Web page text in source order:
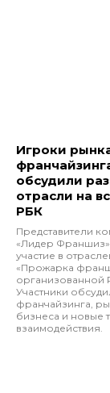
Игроки
обсудили
отрасли на
РБК
Представители
«Лидер
участие в
«Прожарка
организованной
Участники
франчайзинга,
бизнеса и новые
взаимодействия.